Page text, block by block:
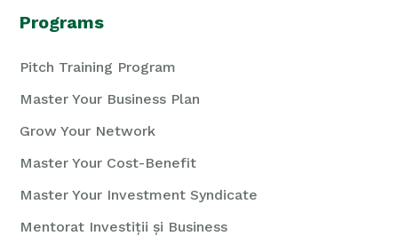
Programs
Pitch Training Program
Master Your Business Plan
Grow Your Network
Master Your Cost-Benefit
Master Your Investment Syndicate
Mentorat Investiții și Business